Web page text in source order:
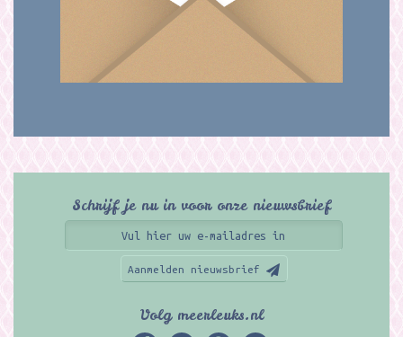
Schrijf je nu in voor onze nieuwsbrief
Aanmelden nieuwsbrief
Volg meerleuks.nl